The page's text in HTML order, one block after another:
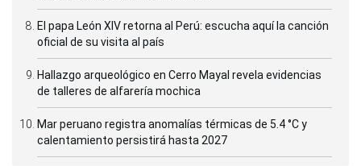
El papa León XIV retorna al Perú: escucha aquí la canción
oficial de su visita al país
Hallazgo arqueológico en Cerro Mayal revela evidencias
de talleres de alfarería mochica
Mar peruano registra anomalías térmicas de 5.4 °C y
calentamiento persistirá hasta 2027